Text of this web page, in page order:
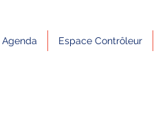
Agenda Espace Contrôleur